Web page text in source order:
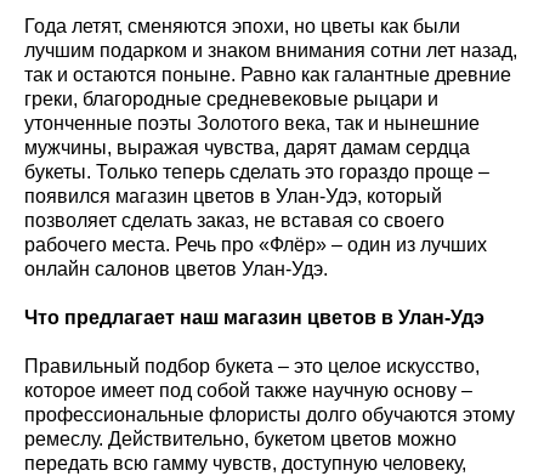
Года летят, сменяются эпохи, но цветы как были
лучшим подарком и знаком внимания сотни лет назад,
так и остаются поныне. Равно как галантные древние
греки, благородные средневековые рыцари и
утонченные поэты Золотого века, так и нынешние
мужчины, выражая чувства, дарят дамам сердца
букеты. Только теперь сделать это гораздо проще –
появился магазин цветов в Улан-Удэ, который
позволяет сделать заказ, не вставая со своего
рабочего места. Речь про «Флёр» – один из лучших
онлайн салонов цветов Улан-Удэ.
Что предлагает наш магазин цветов в Улан-Удэ
Правильный подбор букета – это целое искусство,
которое имеет под собой также научную основу –
профессиональные флористы долго обучаются этому
ремеслу. Действительно, букетом цветов можно
передать всю гамму чувств, доступную человеку,